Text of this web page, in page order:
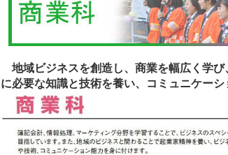
地域ビジネスを創造し、商業を幅広く学
に必要な知識と技術を養い、コミュニケーシ